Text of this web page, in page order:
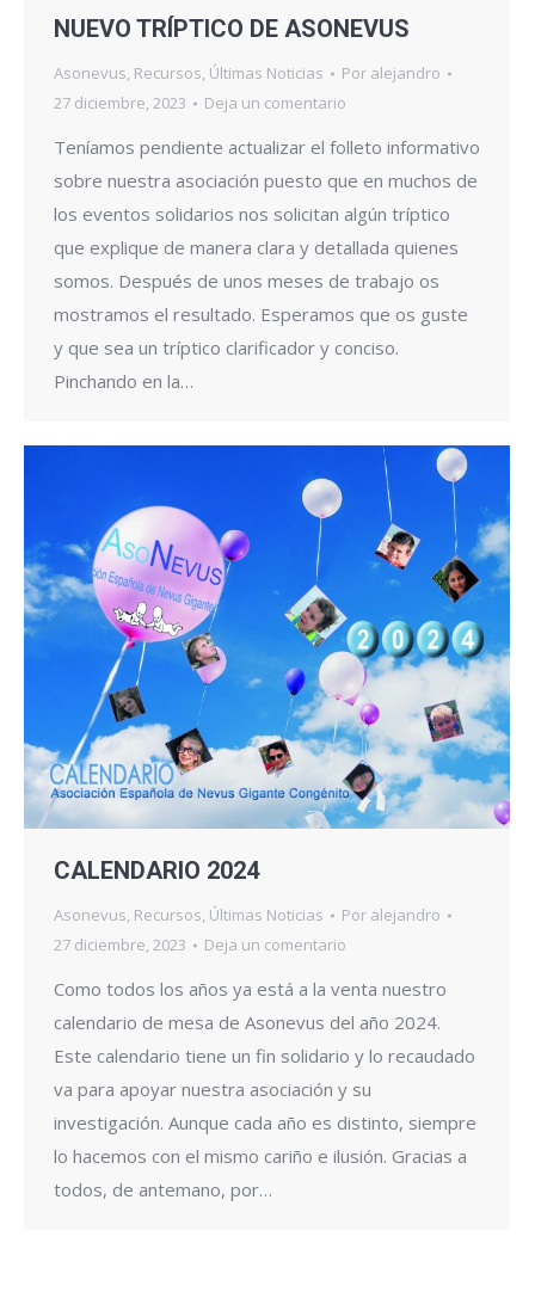
NUEVO TRÍPTICO DE ASONEVUS
Asonevus, Recursos, Últimas Noticias Por alejandro
27 diciembre, 2023
Deja un comentario
Teníamos pendiente actualizar el folleto informativo
sobre nuestra asociación puesto que en muchos de
los eventos solidarios nos solicitan algún tríptico
que explique de manera clara y detallada quienes
somos. Después de unos meses de trabajo os
mostramos el resultado. Esperamos que os guste
y que sea un tríptico clarificador y conciso.
Pinchando en la…
CALENDARIO 2024
Asonevus, Recursos, Últimas Noticias Por alejandro
27 diciembre, 2023
Deja un comentario
Como todos los años ya está a la venta nuestro
calendario de mesa de Asonevus del año 2024.
Este calendario tiene un fin solidario y lo recaudado
va para apoyar nuestra asociación y su
investigación. Aunque cada año es distinto, siempre
lo hacemos con el mismo cariño e ilusión. Gracias a
todos, de antemano, por…